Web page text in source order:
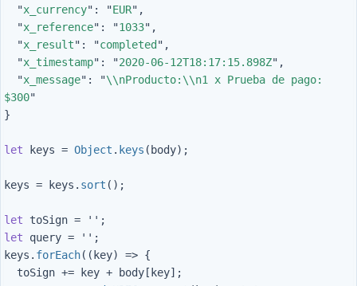
"x_currency" : "EUR" ,
"x_reference" : "1033" ,
"x_result" : "completed " ,
"x_timestamp" : "2020-06-12T18:17:15.898Z" ,
"x_message" : "\\nProducto: \\n1 x Prueba de pago:
$300"
}
let keys = Object . keys ( body);
keys = keys . sort ();
let toSign = '' ;
let
query = '' ;
keys . forEach(( key) => {
toSign += key + body [ key];